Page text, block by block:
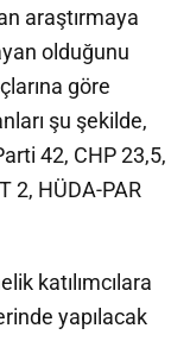
araştırmaya
olduğunu
göre
şu şekilde,
42, CHP 23,5,
2, HÜDA-PAR
katılımcılara
yapılacak